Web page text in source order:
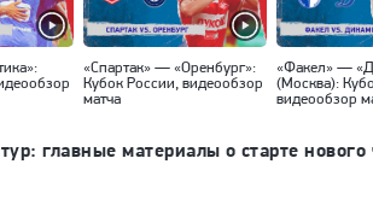
«Спартак» — «Оренбург»:
Кубок России, видеообзор
матча
«Факел» —
(Москва):
видеообзор
главные материалы о старте нового